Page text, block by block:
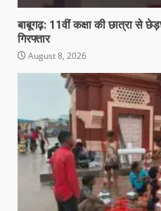
बाबूगढ़: 11वीं कक्षा की छात्रा से
गिरफ्तार
August 8, 2026